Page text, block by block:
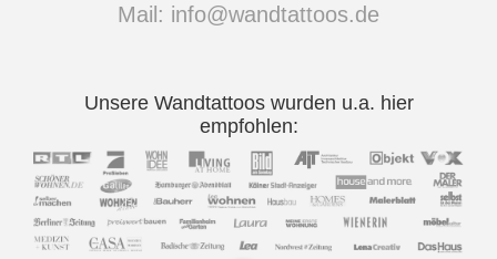
Mail: info@wandtattoos.de
Unsere Wandtattoos wurden u.a. hier
empfohlen: